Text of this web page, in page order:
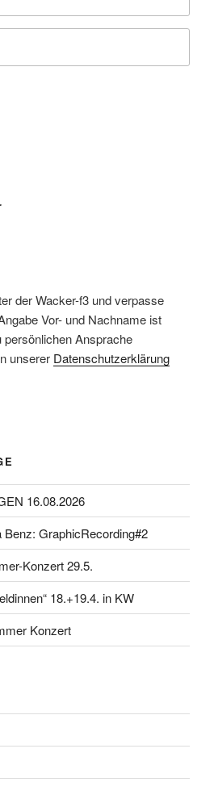
der Wacker-f3 und verpasse
Vor- und Nachname ist
Ansprache
unserer Datenschutzerklärung
16.08.2026
Benz: GraphicRecording#2
Konzert 29.5.
18.+19.4. in KW
Konzert